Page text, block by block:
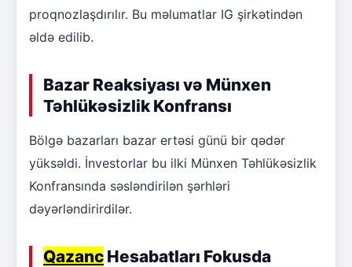
proqnozlaşdırılır. Bu məlumatlar IG şirkətindən
əldə edilib.
Bazar Reaksiyası və Münxen
Təhlükəsizlik Konfransı
Bölgə bazarları bazar ertəsi günü bir qədər
yüksəldi. İnvestorlar bu ilki Münxen Təhlükəsizlik
Konfransında səsləndirilən şərhləri
dəyərləndirirdilər.
Qazanc Hesabatları Fokusda